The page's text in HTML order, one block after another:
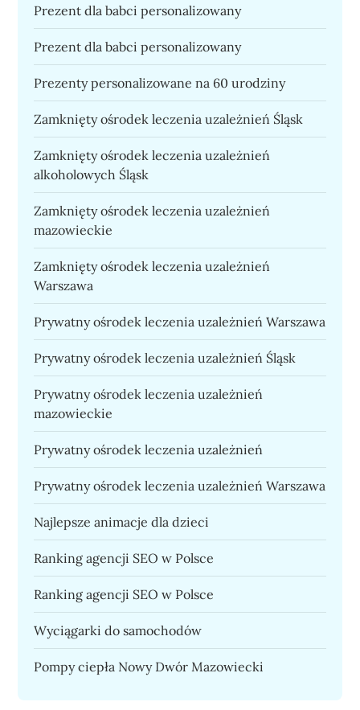
Prezent dla babci personalizowany
Prezent dla babci personalizowany
Prezenty personalizowane na 60 urodziny
Zamknięty ośrodek leczenia uzależnień Śląsk
Zamknięty ośrodek leczenia uzależnień
alkoholowych Śląsk
Zamknięty ośrodek leczenia uzależnień
mazowieckie
Zamknięty ośrodek leczenia uzależnień
Warszawa
Prywatny ośrodek leczenia uzależnień Warszawa
Prywatny ośrodek leczenia uzależnień Śląsk
Prywatny ośrodek leczenia uzależnień
mazowieckie
Prywatny ośrodek leczenia uzależnień
Prywatny ośrodek leczenia uzależnień Warszawa
Najlepsze animacje dla dzieci
Ranking agencji SEO w Polsce
Ranking agencji SEO w Polsce
Wyciągarki do samochodów
Pompy ciepła Nowy Dwór Mazowiecki